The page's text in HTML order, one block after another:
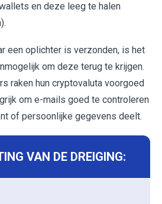
en deze leeg te halen
een oplichter is verzonden, is het
om deze terug te krijgen.
raken hun cryptovaluta voorgoed
om e-mails goed te controleren
of persoonlijke gegevens deelt.
VAN DE DREIGING: